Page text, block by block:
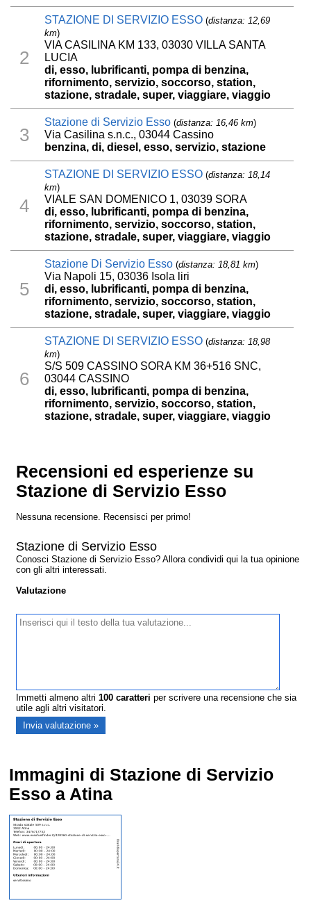
2
STAZIONE DI SERVIZIO ESSO (distanza: 12,69
km)
VIA CASILINA KM 133, 03030 VILLA SANTA
LUCIA
di, esso, lubrificanti, pompa di benzina,
rifornimento, servizio, soccorso, station,
stazione, stradale, super, viaggiare, viaggio
3
Stazione di Servizio Esso (distanza: 16,46 km)
Via Casilina s.n.c., 03044 Cassino
benzina, di, diesel, esso, servizio, stazione
4
STAZIONE DI SERVIZIO ESSO (distanza: 18,14
km)
VIALE SAN DOMENICO 1, 03039 SORA
di, esso, lubrificanti, pompa di benzina,
rifornimento, servizio, soccorso, station,
stazione, stradale, super, viaggiare, viaggio
5
Stazione Di Servizio Esso (distanza: 18,81 km)
Via Napoli 15, 03036 Isola liri
di, esso, lubrificanti, pompa di benzina,
rifornimento, servizio, soccorso, station,
stazione, stradale, super, viaggiare, viaggio
6
STAZIONE DI SERVIZIO ESSO (distanza: 18,98
km)
S/S 509 CASSINO SORA KM 36+516 SNC,
03044 CASSINO
di, esso, lubrificanti, pompa di benzina,
rifornimento, servizio, soccorso, station,
stazione, stradale, super, viaggiare, viaggio
Recensioni ed esperienze su
Stazione di Servizio Esso
Nessuna recensione. Recensisci per primo!
Stazione di Servizio Esso
Conosci Stazione di Servizio Esso? Allora condividi qui la tua opinione
con gli altri interessati.
Valutazione
Immetti almeno altri100 caratteri per scrivere una recensione che sia
utile agli altri visitatori.
Immagini di Stazione di Servizio
Esso a Atina